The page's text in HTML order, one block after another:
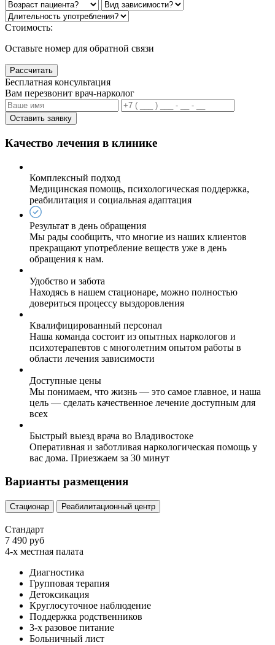
Стоимость:
Оставьте номер для обратной связи
Рассчитать
Бесплатная консультация
Вам перезвонит врач-нарколог
Оставить заявку
Качество лечения в клинике
Комплексный подход
Медицинская помощь, психологическая поддержка,
реабилитация и социальная адаптация
Результат в день обращения
Мы рады сообщить, что многие из наших клиентов
прекращают употребление веществ уже в день
обращения к нам.
Удобство и забота
Находясь в нашем стационаре, можно полностью
довериться процессу выздоровления
Квалифицированный персонал
Наша команда состоит из опытных наркологов и
психотерапевтов с многолетним опытом работы в
области лечения зависимости
Доступные цены
Мы понимаем, что жизнь — это самое главное, и наша
цель — сделать качественное лечение доступным для
всех
Быстрый выезд врача во Владивостоке
Оперативная и заботливая наркологическая помощь у
вас дома. Приезжаем за 30 минут
Варианты размещения
Стационар Реабилитационный центр
Стандарт
7 490 руб
4-х местная палата
Диагностика
Групповая терапия
Детоксикация
Круглосуточное наблюдение
Поддержка родственников
3-х разовое питание
Больничный лист